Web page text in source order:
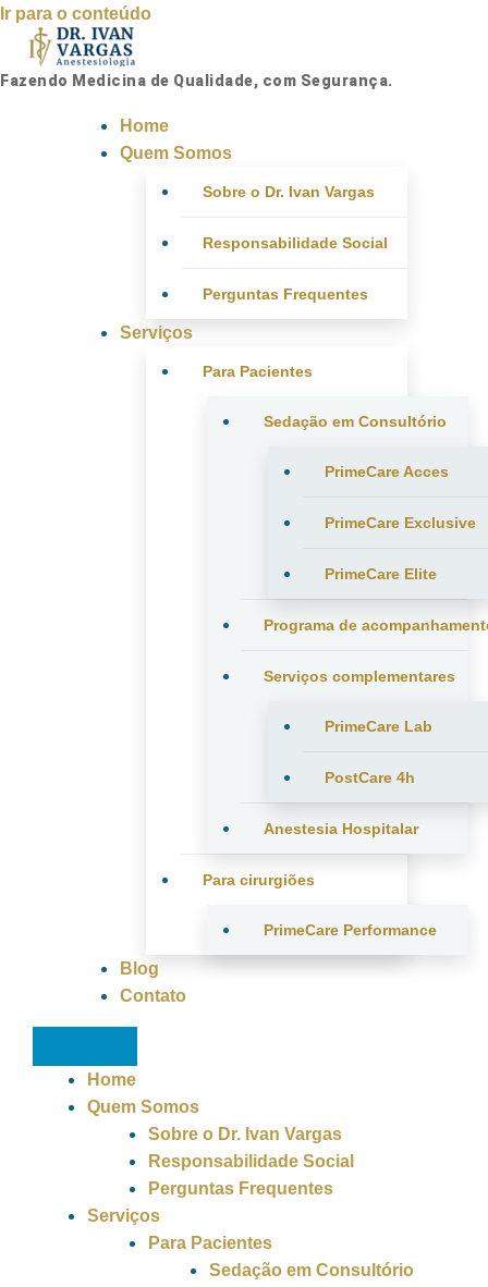
Ir para o conteúdo
Fazendo Medicina de Qualidade, com Segurança.
Home
Quem Somos
Sobre o Dr. Ivan Vargas
Responsabilidade Social
Perguntas Frequentes
Serviços
Para Pacientes
Sedação em Consultório
PrimeCare Acces
PrimeCare Exclusive
PrimeCare Elite
Programa de
Serviços complementares
PrimeCare Lab
PostCare 4h
Anestesia Hospitalar
Para cirurgiões
PrimeCare Performance
Blog
Contato
Home
Quem Somos
Sobre o Dr. Ivan Vargas
Responsabilidade Social
Perguntas Frequentes
Serviços
Para Pacientes
Sedação em Consultório